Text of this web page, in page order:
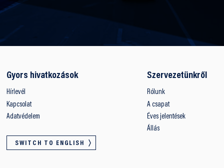
Gyors hivatkozások
Hírlevél
Kapcsolat
Adatvédelem
SWITCH TO ENGLISH
Szervezetünkről
Rólunk
A csapat
Éves jelentések
Állás